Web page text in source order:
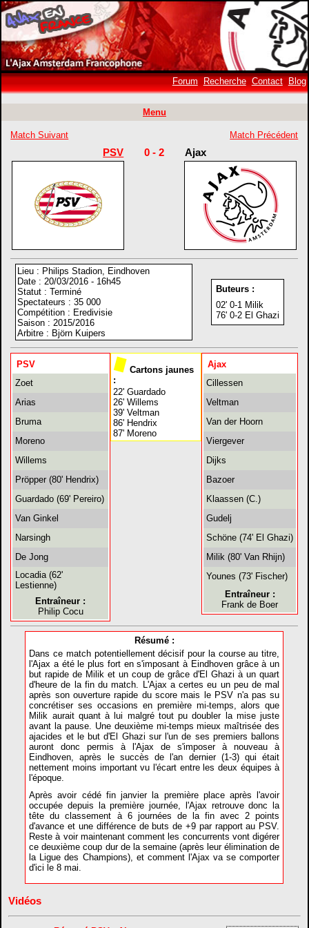
Forum Recherche Contact Blog
Menu
Match Suivant Match Précédent
PSV 0 - 2 Ajax
Lieu : Philips Stadion, Eindhoven
Date : 20/03/2016 - 16h45
Statut : Terminé
Spectateurs : 35 000
Compétition : Eredivisie
Saison : 2015/2016
Arbitre : Björn Kuipers
Buteurs :
02' 0-1 Milik
76' 0-2 El Ghazi
PSV
Zoet
Arias
Bruma
Moreno
Willems
Pröpper (80' Hendrix)
Guardado (69' Pereiro)
Van Ginkel
Narsingh
De Jong
Locadia (62'
Lestienne)
Entraîneur :
Philip Cocu
Cartons jaunes
:
22' Guardado
26' Willems
39' Veltman
86' Hendrix
87' Moreno
Ajax
Cillessen
Veltman
Van der Hoorn
Viergever
Dijks
Bazoer
Klaassen (C.)
Gudelj
Schöne (74' El Ghazi)
Milik (80' Van Rhijn)
Younes (73' Fischer)
Entraîneur :
Frank de Boer
Résumé :
Dans ce match potentiellement décisif pour la course au titre,
l'Ajax a été le plus fort en s'imposant à Eindhoven grâce à un
but rapide de Milik et un coup de grâce d'El Ghazi à un quart
d'heure de la fin du match. L'Ajax a certes eu un peu de mal
après son ouverture rapide du score mais le PSV n'a pas su
concrétiser ses occasions en première mi-temps, alors que
Milik aurait quant à lui malgré tout pu doubler la mise juste
avant la pause. Une deuxième mi-temps mieux maîtrisée des
ajacides et le but d'El Ghazi sur l'un de ses premiers ballons
auront donc permis à l'Ajax de s'imposer à nouveau à
Eindhoven, après le succès de l'an dernier (1-3) qui était
nettement moins important vu l'écart entre les deux équipes à
l'époque.
Après avoir cédé fin janvier la première place après l'avoir
occupée depuis la première journée, l'Ajax retrouve donc la
tête du classement à 6 journées de la fin avec 2 points
d'avance et une différence de buts de +9 par rapport au PSV.
Reste à voir maintenant comment les concurrents vont digérer
ce deuxième coup dur de la semaine (après leur élimination de
la Ligue des Champions), et comment l'Ajax va se comporter
d'ici le 8 mai.
Vidéos